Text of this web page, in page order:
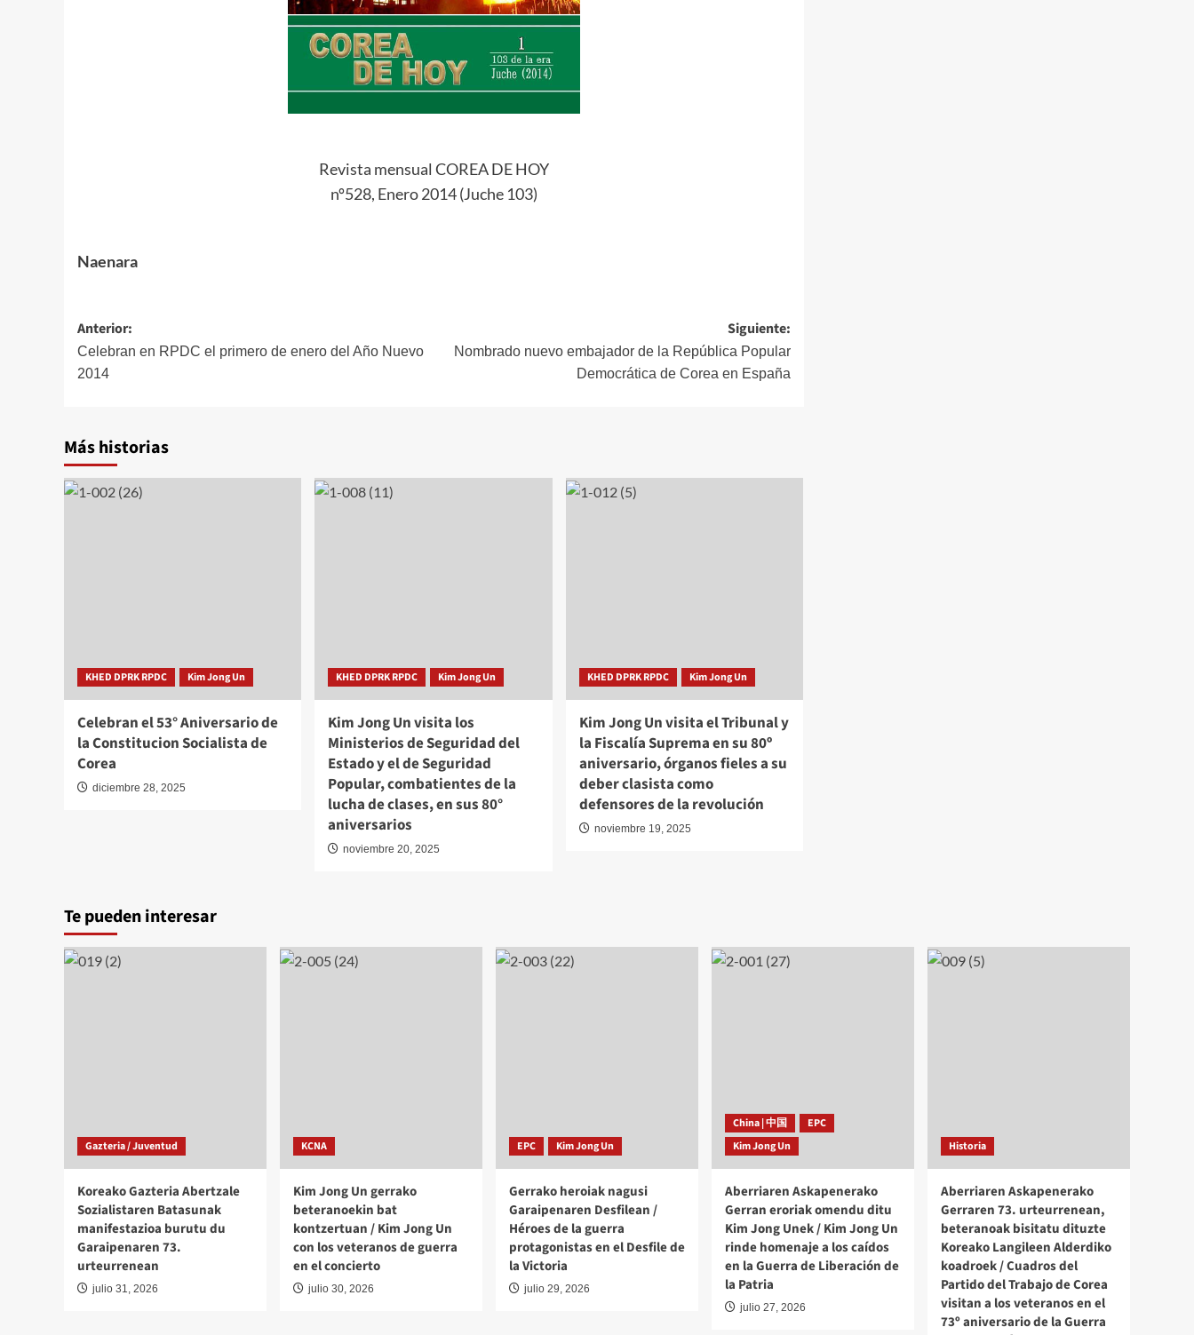
Revista mensual COREA DE HOY
nº528, Enero 2014 (Juche 103)
Naenara
Navegación
de
entradas
Anterior:
Celebran en RPDC el primero de enero del Año Nuevo
2014
Siguiente:
Nombrado nuevo embajador de la República Popular
Democrática de Corea en España
Más historias
KHED DPRK RPDC Kim Jong Un
Celebran el 53° Aniversario de
la Constitucion Socialista de
Corea
diciembre 28, 2025
KHED DPRK RPDC Kim Jong Un
Kim Jong Un visita los
Ministerios de Seguridad del
Estado y el de Seguridad
Popular, combatientes de la
lucha de clases, en sus 80°
aniversarios
noviembre 20, 2025
KHED DPRK RPDC Kim Jong Un
Kim Jong Un visita el Tribunal y
la Fiscalía Suprema en su 80º
aniversario, órganos fieles a su
deber clasista como
defensores de la revolución
noviembre 19, 2025
Te pueden interesar
Gazteria / Juventud
Koreako Gazteria Abertzale
Sozialistaren Batasunak
manifestazioa burutu du
Garaipenaren 73.
urteurrenean
julio 31, 2026
KCNA
Kim Jong Un gerrako
beteranoekin bat
kontzertuan / Kim Jong Un
con los veteranos de guerra
en el concierto
julio 30, 2026
EPC Kim Jong Un
Gerrako heroiak nagusi
Garaipenaren Desfilean /
Héroes de la guerra
protagonistas en el Desfile de
la Victoria
julio 29, 2026
China | 中国
EPC
Kim Jong Un
Aberriaren Askapenerako
Gerran eroriak omendu ditu
Kim Jong Unek / Kim Jong Un
rinde homenaje a los caídos
en la Guerra de Liberación de
la Patria
julio 27, 2026
Historia
Aberriaren Askapenerako
Gerraren 73. urteurrenean,
beteranoak bisitatu dituzte
Koreako Langileen Alderdiko
koadroek / Cuadros del
Partido del Trabajo de Corea
visitan a los veteranos en el
73º aniversario de la Guerra